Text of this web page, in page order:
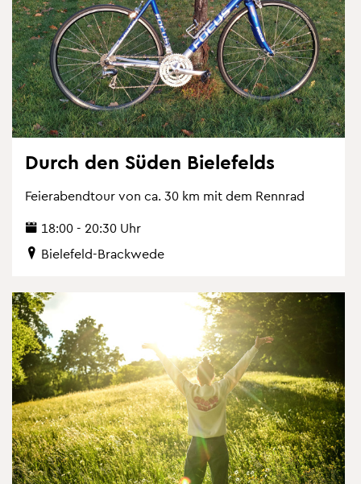
Durch den Süden Bie­le­felds
Fei­er­abend­tour von ca. 30 km mit dem Renn­rad
18:00 - 20:30 Uhr
Bie­le­feld-Brack­we­de